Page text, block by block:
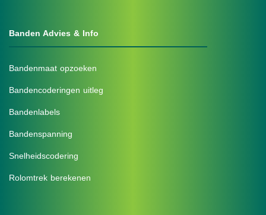
Banden Advies & Info
Bandenmaat opzoeken
Bandencoderingen uitleg
Bandenlabels
Bandenspanning
Snelheidscodering
Rolomtrek berekenen